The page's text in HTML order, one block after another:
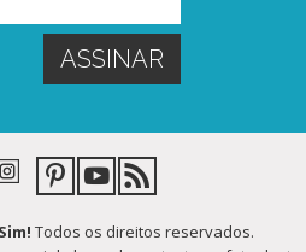
Todos os direitos reservados.